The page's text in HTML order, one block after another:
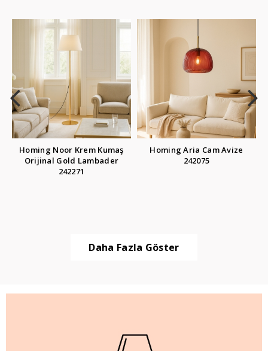
Homing Noor Krem Kumaş
Orijinal Gold Lambader
242271
Homing Aria Cam Avize
242075
Daha Fazla Göster